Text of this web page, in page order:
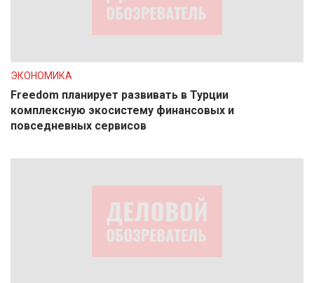
ЭКОНОМИКА
Freedom планирует развивать в Турции
комплексную экосистему финансовых и
повседневных сервисов